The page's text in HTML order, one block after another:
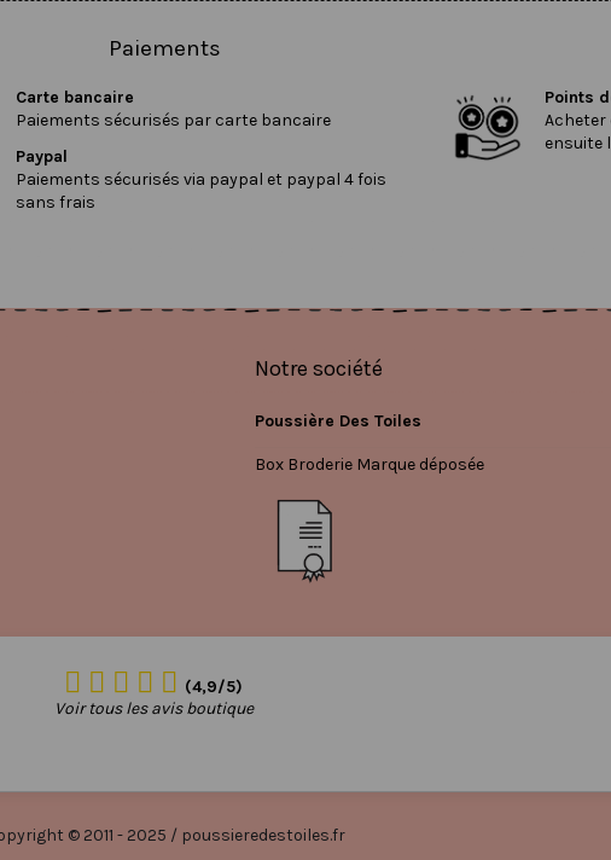
Paiements
Carte bancaire
Paiements sécurisés par carte bancaire
Paypal
Paiements sécurisés via paypal et paypal 4 fois
sans frais
Points
Acheter
ensuite
Notre société
Poussière Des Toiles
Box Broderie Marque déposée
(4,9/5)
Voir tous les avis boutique
© 2011 - 2025 / poussieredestoiles.fr